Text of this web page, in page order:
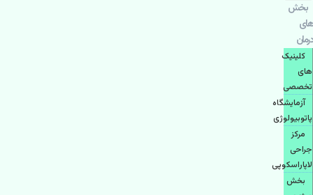
بخش
های
درمان
کلینیک
های
تخصصی
آزمایشگاه
پاتوبیولوژی
مرکز
جراحی
لاپاراسکوپی
بخش